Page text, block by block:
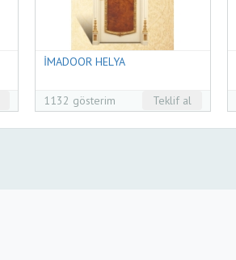
İMADOOR HELYA
1132 gösterim Teklif al